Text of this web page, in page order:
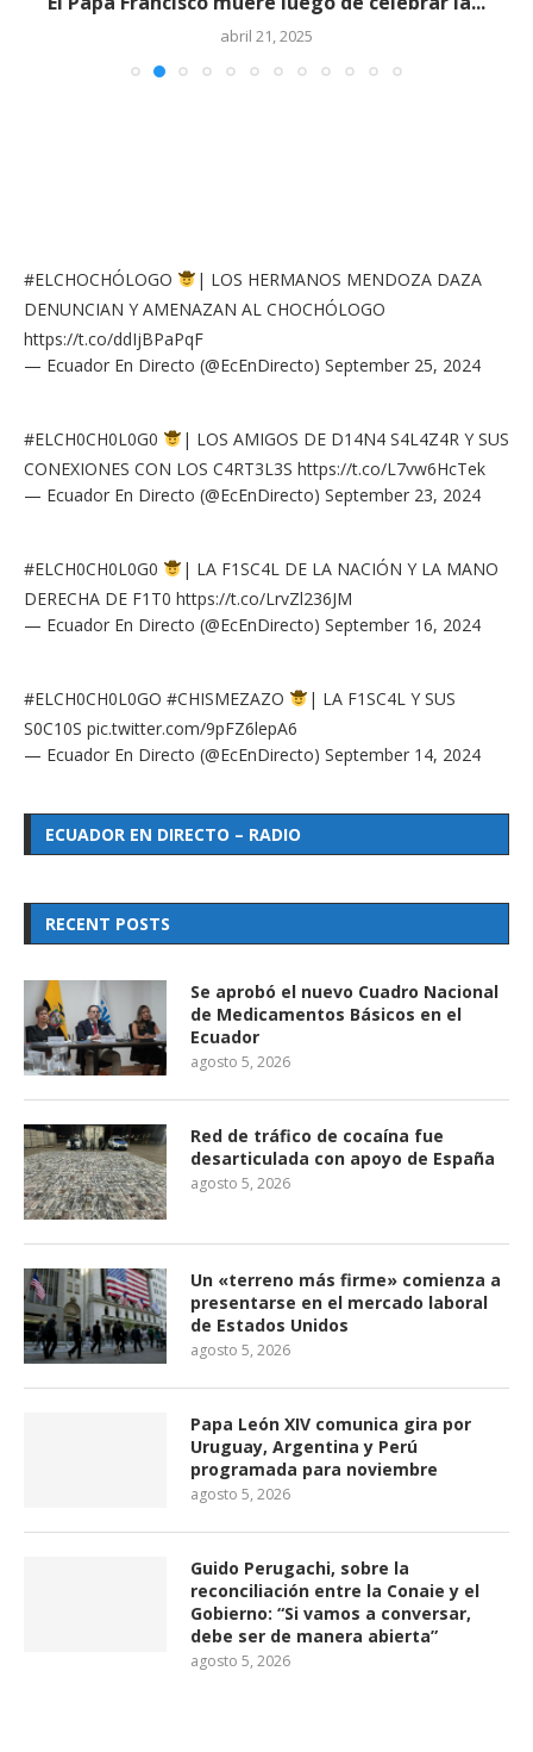
abril 21, 2025
#ELCHOCHÓLOGO
| LOS HERMANOS MENDOZA DAZA
DENUNCIAN Y AMENAZAN AL CHOCHÓLOGO
https://t.co/ddIjBPaPqF
— Ecuador En Directo (@EcEnDirecto) September 25, 2024
#ELCH0CH0L0G0
| LOS AMIGOS DE D14N4 S4L4Z4R Y SUS
CONEXIONES CON LOS C4RT3L3S https://t.co/L7vw6HcTek
— Ecuador En Directo (@EcEnDirecto) September 23, 2024
#ELCH0CH0L0G0
| LA F1SC4L DE LA NACIÓN Y LA MANO
DERECHA DE F1T0 https://t.co/LrvZl236JM
— Ecuador En Directo (@EcEnDirecto) September 16, 2024
#ELCH0CH0L0GO #CHISMEZAZO
| LA F1SC4L Y SUS
S0C10S pic.twitter.com/9pFZ6lepA6
— Ecuador En Directo (@EcEnDirecto) September 14, 2024
ECUADOR EN DIRECTO – RADIO
RECENT POSTS
Se aprobó el nuevo Cuadro Nacional
de Medicamentos Básicos en el
Ecuador
agosto 5, 2026
Red de tráfico de cocaína fue
desarticulada con apoyo de España
agosto 5, 2026
Un «terreno más firme» comienza a
presentarse en el mercado laboral
de Estados Unidos
agosto 5, 2026
Papa León XIV comunica gira por
Uruguay, Argentina y Perú
programada para noviembre
agosto 5, 2026
Guido Perugachi, sobre la
reconciliación entre la Conaie y el
Gobierno: “Si vamos a conversar,
debe ser de manera abierta”
agosto 5, 2026